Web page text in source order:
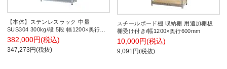
【本体】ステンレスラック 中量
SUS304 300kg/段 5段 幅1200×奥行
450×高さ1800mm
382,000円(税込)
347,273円(税抜)
スチールボード棚 収納棚 用追加棚板
棚受け付き/幅1200×奥行600mm
10,000円(税込)
9,091円(税抜)